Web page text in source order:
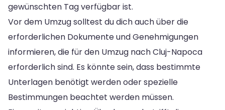
gewünschten Tag verfügbar ist.
Vor dem Umzug solltest du dich auch über die
erforderlichen Dokumente und Genehmigungen
informieren, die für den Umzug nach Cluj-Napoca
erforderlich sind. Es könnte sein, dass bestimmte
Unterlagen benötigt werden oder spezielle
Bestimmungen beachtet werden müssen.